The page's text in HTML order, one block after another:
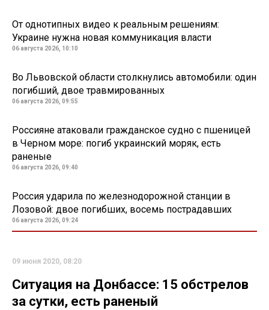
От однотипных видео к реальным решениям:
Украине нужна новая коммуникация власти
06 августа 2026, 10:10
Во Львовской области столкнулись автомобили: один
погибший, двое травмированных
06 августа 2026, 09:55
Россияне атаковали гражданское судно с пшеницей
в Черном море: погиб украинский моряк, есть
раненые
06 августа 2026, 09:40
Россия ударила по железнодорожной станции в
Лозовой: двое погибших, восемь пострадавших
06 августа 2026, 09:24
09 июня 2020, 08:20
Ситуация на Донбассе: 15 обстрелов
за сутки, есть раненый